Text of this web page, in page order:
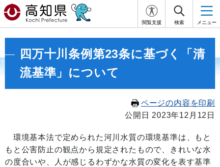
閲覧支援 検索 メニュー
四万十川条例第23条に基づく「清
流基準」について
ページの内容を印刷
公開日 2023年12月12日
環境基本法で定められた河川水質の環境基準は、もと
もと公害防止の観点から規定されたもので、きれいな水
の度合いや、人が感じるわずかな水質の変化を表す基準